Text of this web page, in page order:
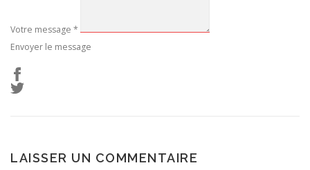
Votre message *
Envoyer le message
LAISSER UN COMMENTAIRE